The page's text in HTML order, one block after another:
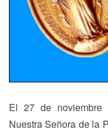
El 27 de noviembre
Nuestra Señora de la